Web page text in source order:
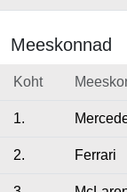
Meeskonnad
Koht
1.
2. Ferrari